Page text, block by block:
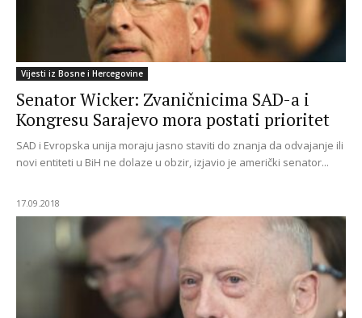
Vijesti iz Bosne i Hercegovine
Senator Wicker: Zvaničnicima SAD-a i
Kongresu Sarajevo mora postati prioritet
SAD i Evropska unija moraju jasno staviti do znanja da odvajanje ili
novi entiteti u BiH ne dolaze u obzir, izjavio je američki senator...
17.09.2018